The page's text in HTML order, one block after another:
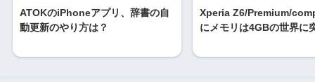
ATOKのiPhoneアプリ、辞書の自
動更新のやり方は？
Xperia Z6/Premium/
にメモリは4GBの世界に